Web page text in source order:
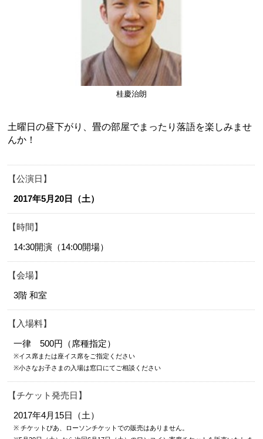
桂慶治朗
土曜日の昼下がり、畳の部屋でまったり落語を楽しみませ
んか！
公演日
2017年5月20日（土）
時間
14:30開演（14:00開場）
会場
3階 和室
入場料
一律 500円（席種指定）
※イス席または座イス席をご指定ください
※小さなお子さまの入場は窓口にてご相談ください
チケット発売日
2017年4月15日（土）
※ チケットぴあ、ローソンチケットでの販売はありません。